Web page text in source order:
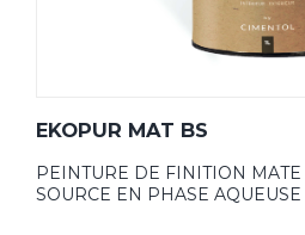
EKOPUR MAT BS
PEINTURE DE FINITION
SOURCE EN PHASE AQUEUSE